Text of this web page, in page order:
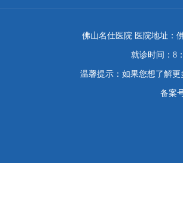
佛山名仕医院 医院地址：
就诊时间：8
温馨提示：如果您想了解
备案